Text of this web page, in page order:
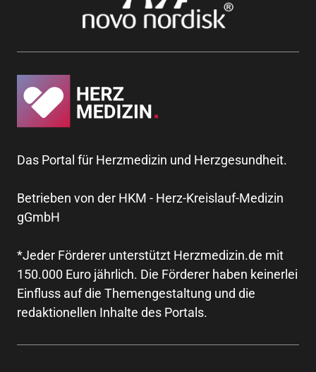
Das Portal für Herzmedizin und Herzgesundheit.
Betrieben von der HKM - Herz-Kreislauf-Medizin
gGmbH
*Jeder Förderer unterstützt Herzmedizin.de mit
150.000 Euro jährlich. Die Förderer haben keinerlei
Einfluss auf die Themengestaltung und die
redaktionellen Inhalte des Portals.